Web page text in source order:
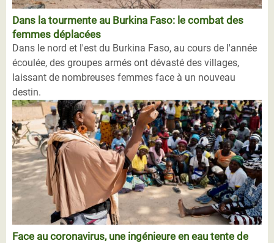
Dans la tourmente au Burkina Faso: le combat des
femmes déplacées
Dans le nord et l'est du Burkina Faso, au cours de l'année
écoulée, des groupes armés ont dévasté des villages,
laissant de nombreuses femmes face à un nouveau
destin.
Face au coronavirus, une ingénieure en eau tente de